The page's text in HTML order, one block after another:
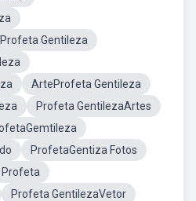
Gentileza
ArteProfeta Gentileza
Profeta GentilezaArtes
ProfetaGentiza Fotos
Profeta
Profeta GentilezaVetor